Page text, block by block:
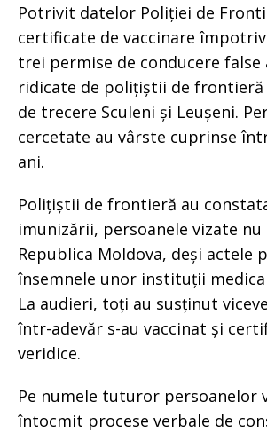
Potrivit datelor Poliției de
certificate de vaccinare
trei permise de conducere false
ridicate de polițiștii de frontieră
de trecere Sculeni și Leușeni.
cercetate au vârste cuprinse
ani.
Polițiștii de frontieră au
imunizării, persoanele vizate nu
Republica Moldova, deși actele
însemnele unor instituții
La audieri, toți au susținut
într-adevăr s-au vaccinat și
veridice.
Pe numele tuturor persoanelor
întocmit procese verbale de